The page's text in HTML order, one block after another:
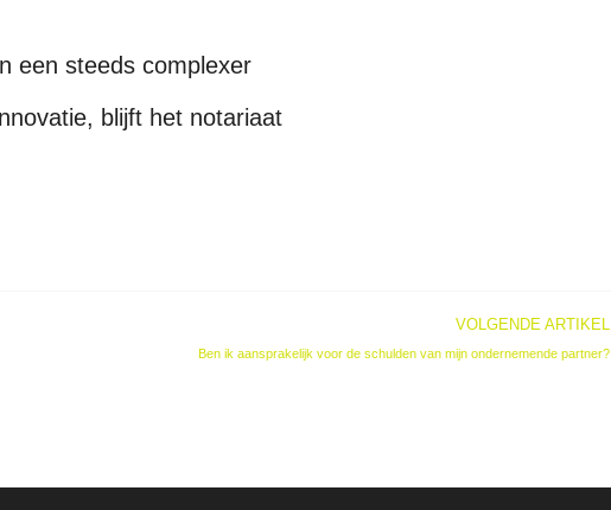
een steeds complexer
blijft het notariaat
VOLGENDE ARTIKEL
Ben ik aansprakelijk voor de schulden van mijn ondernemende partner?